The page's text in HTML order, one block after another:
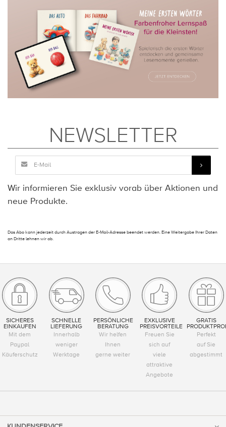
NEWSLETTER
Wir informieren Sie exklusiv vorab über Aktionen und
neue Produkte.
Das Abo kann jederzeit durch Austragen der E-Mail-Adresse beendet werden. Eine Weitergabe Ihrer Daten
an Dritte lehnen wir ab.
SICHERES
EINKAUFEN
Mit dem
Paypal
Käuferschutz
SCHNELLE
LIEFERUNG
Innerhalb
weniger
Werktage
PERSÖNLICHE
BERATUNG
Wir helfen
Ihnen
gerne weiter
EXKLUSIVE
PREISVORTEILE
Freuen Sie
sich auf
viele
attraktive
Angebote
GRATIS
Perfekt
auf Sie
abgestimmt